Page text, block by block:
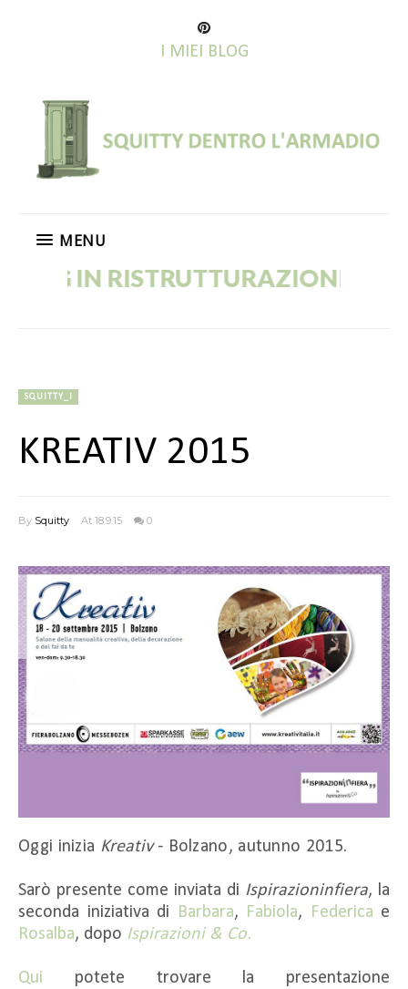
I MIEI BLOG
MENU
IN RISTRUTTURAZIONE!
SQUITTY_I
KREATIV 2015
By Squitty At 18.9.15 0
Oggi inizia Kreativ- Bolzano, autunno 2015.
Sarò presente come inviata di Ispirazioninfiera, la
seconda iniziativa di
Barbara, Fabiola, Federica e
Rosalba, dopo Ispirazioni & Co.
Qui potete trovare la presentazione